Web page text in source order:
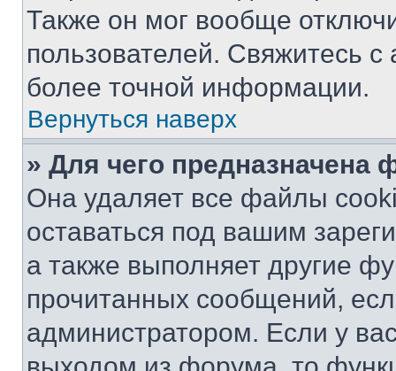
Также он мог вообще
пользователей. Свяжитесь
более точной информации.
Вернуться наверх
» Для чего предназначена
Она удаляет все файлы
оставаться под вашим
а также выполняет другие
прочитанных сообщений,
администратором. Если у